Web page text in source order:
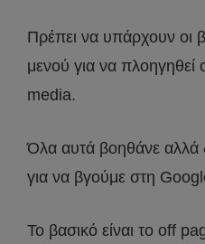
Πρέπει να υπάρχουν οι
μενού για να πλοηγηθεί
media.
Όλα αυτά βοηθάνε αλλά
για να βγούμε στη
Το βασικό είναι το off